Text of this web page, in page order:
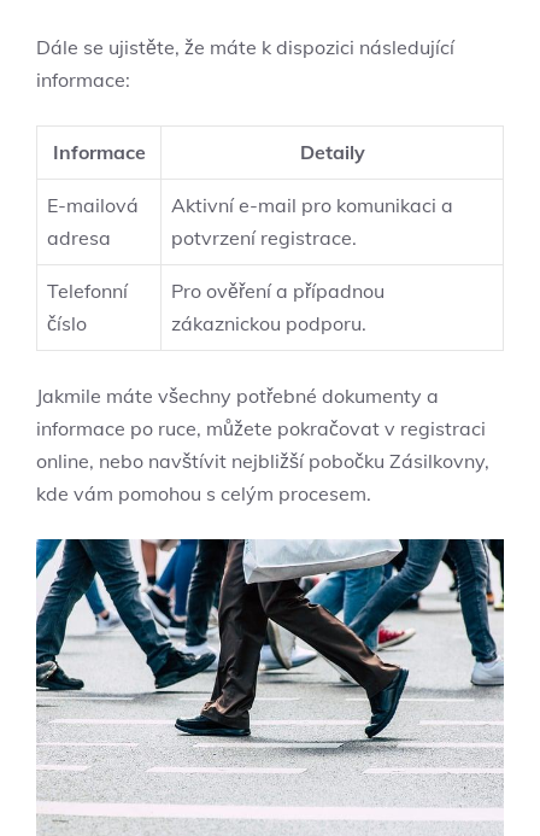
Dále se ujistěte, že máte k dispozici následující
informace:
Informace Detaily
E-mailová
adresa
Aktivní e-mail pro komunikaci a
potvrzení registrace.
Telefonní
číslo
Pro ověření a případnou
zákaznickou podporu.
Jakmile máte všechny potřebné dokumenty a
informace po ruce, můžete pokračovat v registraci
online, nebo navštívit nejbližší pobočku Zásilkovny,
kde vám pomohou s celým procesem.